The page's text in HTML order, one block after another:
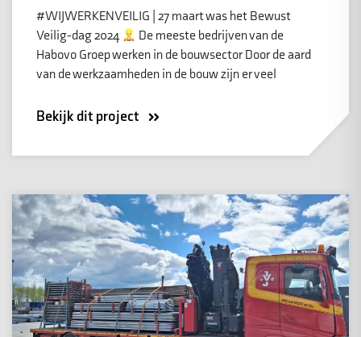
#WIJWERKENVEILIG | 27 maart was het Bewust
Veilig-dag 2024
De meeste bedrijven van de
Habovo Groep werken in de bouwsector Door de aard
van de werkzaamheden in de bouw zijn er veel
Bekijk dit project